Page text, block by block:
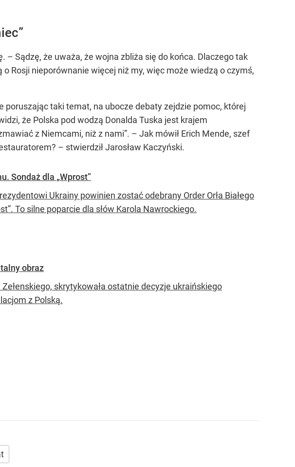
Sądzę, że uważa, że wojna zbliża się do końca. Dlaczego tak
Rosji nieporównanie więcej niż my, więc może wiedzą o czymś,
poruszając taki temat, na ubocze debaty zejdzie pomoc, której
że Polska pod wodzą Donalda Tuska jest krajem
z Niemcami, niż z nami”. – Jak mówił Erich Mende, szef
– stwierdził Jarosław Kaczyński.
Sondaż dla „Wprost”
Ukrainy powinien zostać odebrany Order Orła Białego
To silne poparcie dla słów Karola Nawrockiego.
obraz
skrytykowała ostatnie decyzje ukraińskiego
z Polską.